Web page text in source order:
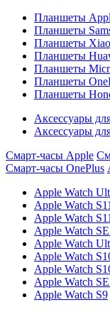
Планшеты
Планшеты
Планшеты
Планшеты
Планшеты
Планшеты
Планшеты
Аксессуары
Аксессуары
Смарт-часы Apple
Смарт-часы OnePlus
Apple Watch
Apple Watch S11
Apple Watch
Apple Watch
Apple Watch
Apple Watch
Apple Watch
Apple Watch
Apple Watch S9